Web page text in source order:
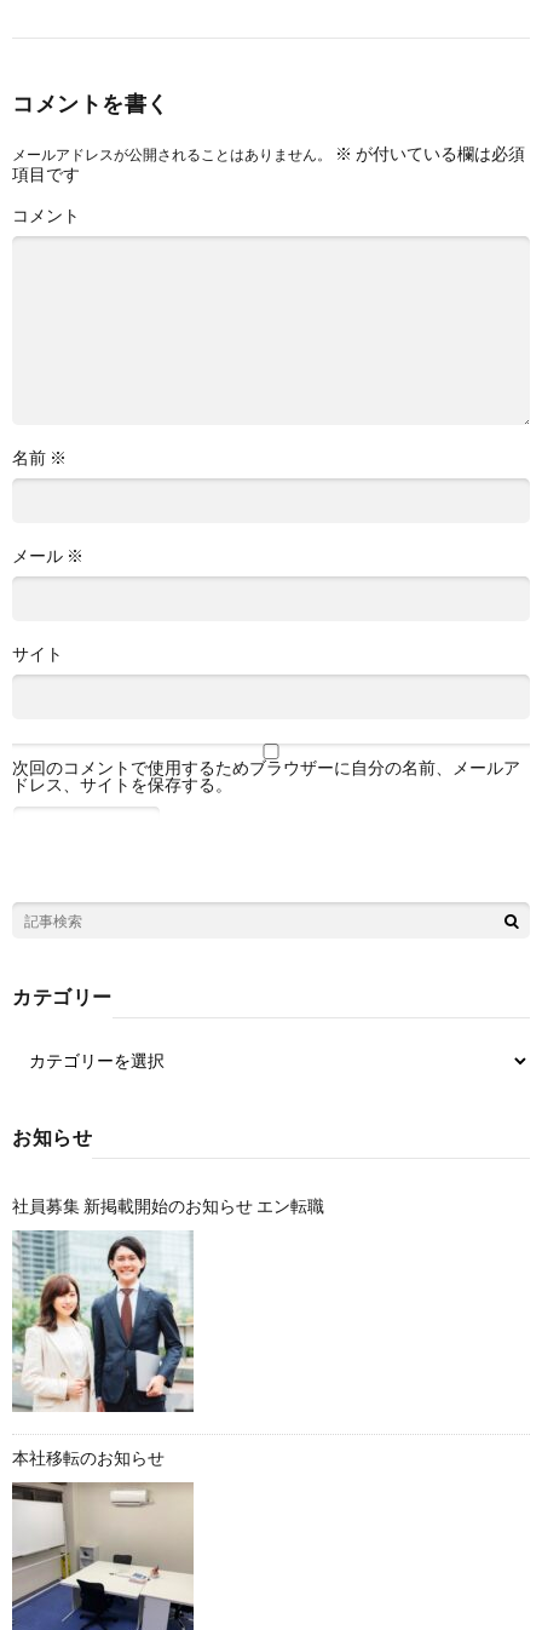
コメントを書く
メールアドレスが公開されることはありません。 ※ が付いている欄は必須
項目です
コメント
名前 ※
メール ※
サイト
次回のコメントで使用するためブラウザーに自分の名前、メールア
ドレス、サイトを保存する。
カテゴリー
お知らせ
社員募集 新掲載開始のお知らせ エン転職
本社移転のお知らせ